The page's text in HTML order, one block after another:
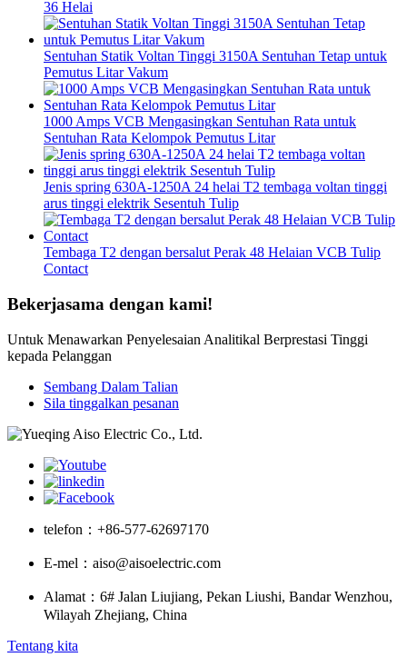
36 Helai
Sentuhan Statik Voltan Tinggi 3150A Sentuhan Tetap untuk
Pemutus Litar Vakum
1000 Amps VCB Mengasingkan Sentuhan Rata untuk
Sentuhan Rata Kelompok Pemutus Litar
Jenis spring 630A-1250A 24 helai T2 tembaga voltan tinggi
arus tinggi elektrik Sesentuh Tulip
Tembaga T2 dengan bersalut Perak 48 Helaian VCB Tulip
Contact
Bekerjasama dengan kami!
Untuk Menawarkan Penyelesaian Analitikal Berprestasi Tinggi
kepada Pelanggan
Sembang Dalam Talian
Sila tinggalkan pesanan
telefon： +86-577-62697170
E-mel： aiso@aisoelectric.com
Alamat： 6# Jalan Liujiang, Pekan Liushi, Bandar Wenzhou,
Wilayah Zhejiang, China
Tentang kita